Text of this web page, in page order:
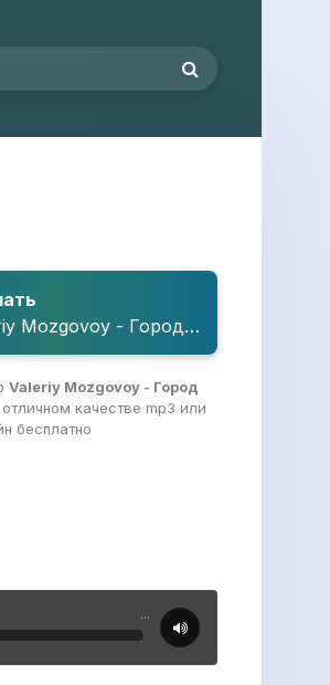
Valeriy Mozgovoy - Город которого нет
Valeriy Mozgovoy - Город
качестве mp3 или
бесплатно
...